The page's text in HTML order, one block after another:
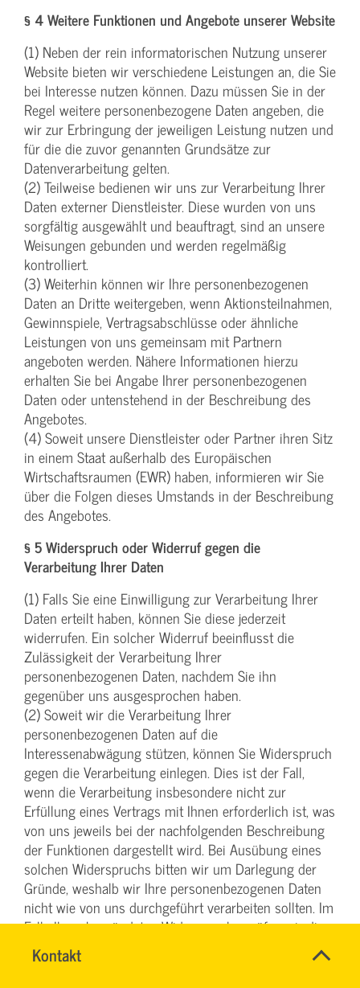
Kontakt
CHRISTINA
Name*
Schnell
&
§ 4 Weitere Funktionen und Angebote unserer Website
(1) Neben der rein informatorischen Nutzung unserer
Website bieten wir verschiedene Leistungen an, die Sie
bei Interesse nutzen können. Dazu müssen Sie in der
Regel weitere personenbezogene Daten angeben, die
wir zur Erbringung der jeweiligen Leistung nutzen und
für die die zuvor genannten Grundsätze zur
Datenverarbeitung gelten.
(2) Teilweise bedienen wir uns zur Verarbeitung Ihrer
Daten externer Dienstleister. Diese wurden von uns
sorgfältig ausgewählt und beauftragt, sind an unsere
Weisungen gebunden und werden regelmäßig
kontrolliert.
(3) Weiterhin können wir Ihre personenbezogenen
Daten an Dritte weitergeben, wenn Aktionsteilnahmen,
Gewinnspiele, Vertragsabschlüsse oder ähnliche
Leistungen von uns gemeinsam mit Partnern
angeboten werden. Nähere Informationen hierzu
erhalten Sie bei Angabe Ihrer personenbezogenen
Daten oder untenstehend in der Beschreibung des
Angebotes.
(4) Soweit unsere Dienstleister oder Partner ihren Sitz
in einem Staat außerhalb des Europäischen
Wirtschaftsraumen (EWR) haben, informieren wir Sie
über die Folgen dieses Umstands in der Beschreibung
des Angebotes.
§ 5 Widerspruch oder Widerruf gegen die
Verarbeitung Ihrer Daten
(1) Falls Sie eine Einwilligung zur Verarbeitung Ihrer
Daten erteilt haben, können Sie diese jederzeit
widerrufen. Ein solcher Widerruf beeinflusst die
Zulässigkeit der Verarbeitung Ihrer
personenbezogenen Daten, nachdem Sie ihn
gegenüber uns ausgesprochen haben.
(2) Soweit wir die Verarbeitung Ihrer
personenbezogenen Daten auf die
Interessenabwägung stützen, können Sie Widerspruch
gegen die Verarbeitung einlegen. Dies ist der Fall,
wenn die Verarbeitung insbesondere nicht zur
Erfüllung eines Vertrags mit Ihnen erforderlich ist, was
von uns jeweils bei der nachfolgenden Beschreibung
der Funktionen dargestellt wird. Bei Ausübung eines
solchen Widerspruchs bitten wir um Darlegung der
Gründe, weshalb wir Ihre personenbezogenen Daten
nicht wie von uns durchgeführt verarbeiten sollten. Im
Falle Ihres begründeten Widerspruchs prüfen wir die
Sachlage und werden entweder die Datenverarbeitung
einstellen bzw. anpassen oder Ihnen unsere